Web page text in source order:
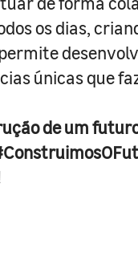
os dias,
únicas que
de um